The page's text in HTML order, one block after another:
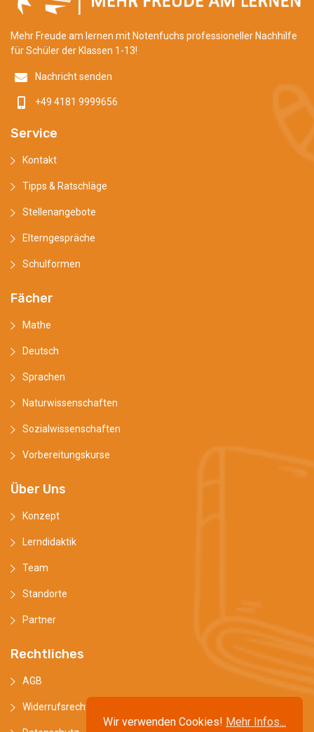
Wir verwenden Cookies! Mehr Infos...
Mehr Freude am lernen mit Notenfuchs professioneller Nachhilfe
für Schüler der Klassen 1-13!
Nachricht senden
+49 4181 9999656
Service
Kontakt
Tipps & Ratschläge
Stellenangebote
Elterngespräche
Schulformen
Fächer
Mathe
Deutsch
Sprachen
Naturwissenschaften
Sozialwissenschaften
Vorbereitungskurse
Über Uns
Konzept
Lerndidaktik
Team
Standorte
Partner
Rechtliches
AGB
Widerrufsrecht